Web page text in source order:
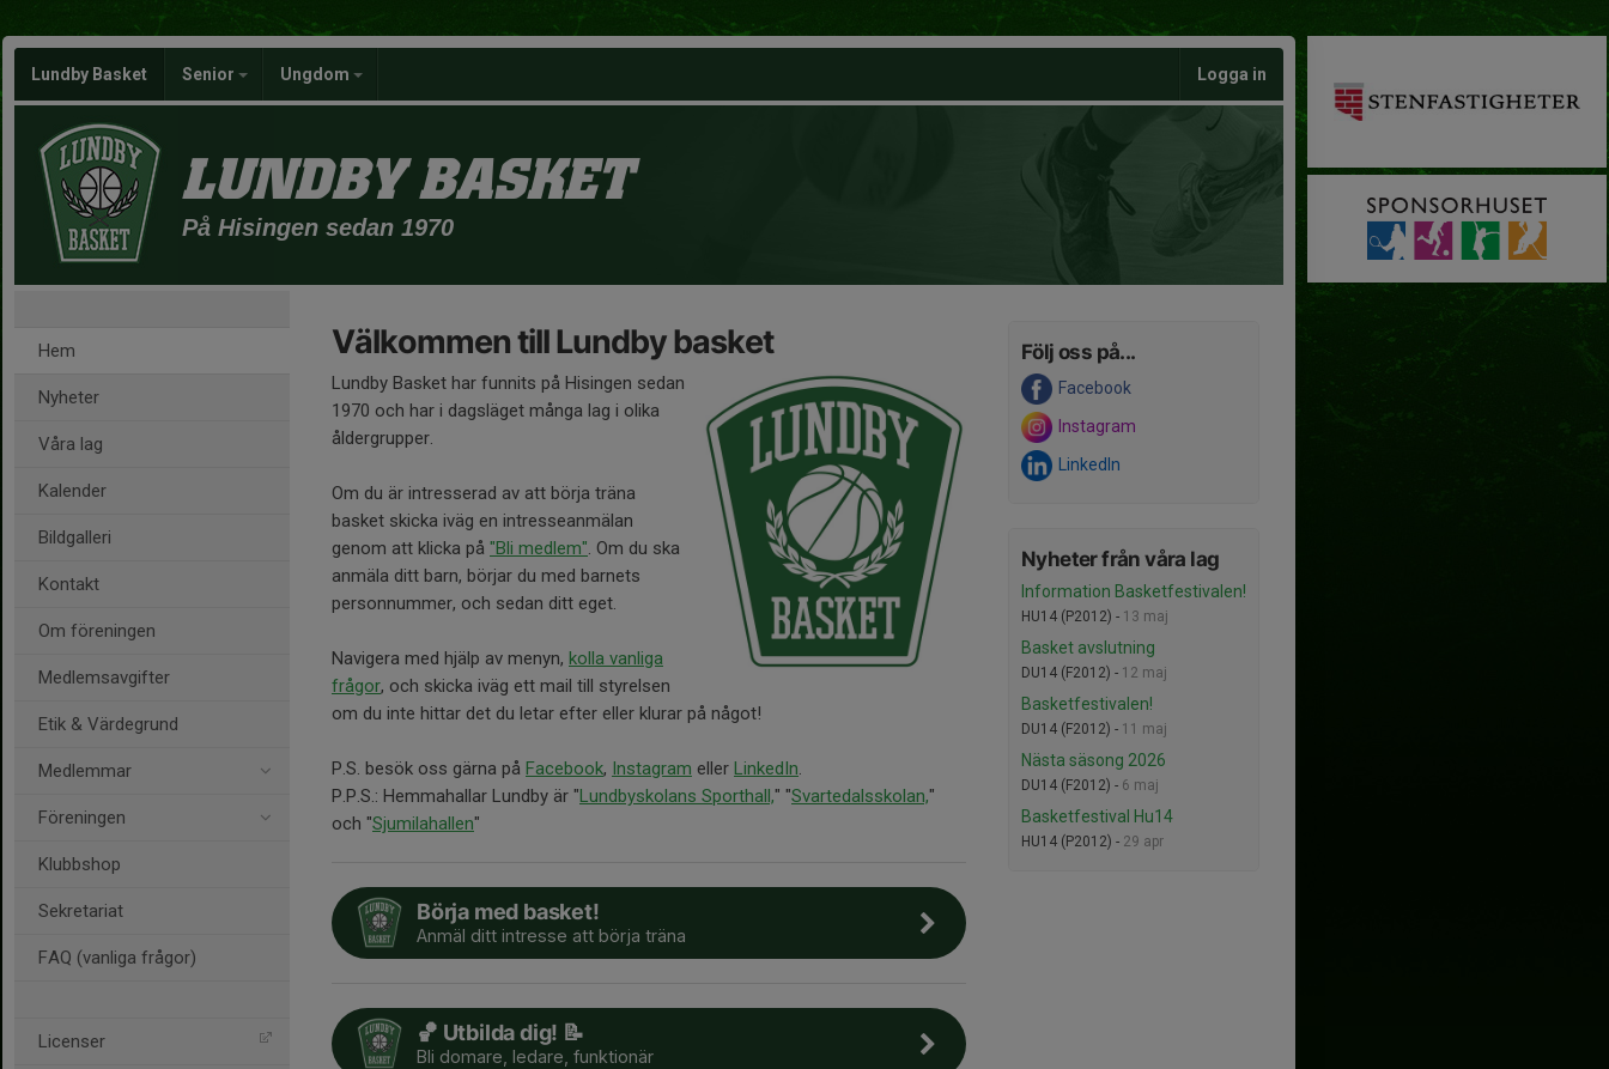
Lundby Basket Senior Ungdom Logga in
LUNDBY BASKET
På Hisingen sedan 1970
Hem
Nyheter
Våra lag
Kalender
Bildgalleri
Kontakt
Om föreningen
Medlemsavgifter
Etik & Värdegrund
Medlemmar
Föreningen
Klubbshop
Sekretariat
FAQ (vanliga frågor)
Licenser
Följ oss på...
Facebook
Instagram
LinkedIn
Nyheter från våra lag
Information Basketfestivalen!
HU14 (P2012) - 13 maj
Basket avslutning
DU14 (F2012) - 12 maj
Basketfestivalen!
DU14 (F2012) - 11 maj
Nästa säsong 2026
DU14 (F2012) - 6 maj
Basketfestival Hu14
HU14 (P2012) - 29 apr
Välkommen till Lundby basket
Lundby Basket har funnits på Hisingen sedan
1970 och har i dagsläget många lag i olika
åldergrupper.
Om du är intresserad av att börja träna
basket skicka iväg en intresseanmälan
genom att klicka på "Bli medlem". Om du ska
anmäla ditt barn, börjar du med barnets
personnummer, och sedan ditt eget.
Navigera med hjälp av menyn, kolla vanliga
frågor, och skicka iväg ett mail till styrelsen
om du inte hittar det du letar efter eller klurar på något!
P.S. besök oss gärna på Facebook, Instagram eller LinkedIn.
P.P.S.: Hemmahallar Lundby är "Lundbyskolans Sporthall," "Svartedalsskolan,"
och "Sjumilahallen"
Börja med basket!
Anmäl ditt intresse att börja träna
🏀 Utbilda dig! 📝
Bli domare, ledare, funktionär